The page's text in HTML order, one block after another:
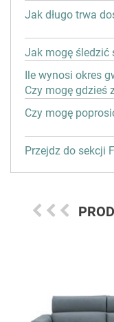
Jak długo trwa
Jak mogę śledzić
Ile wynosi okres
Czy mogę gdzieś
Czy mogę
Przejdz do sekcji